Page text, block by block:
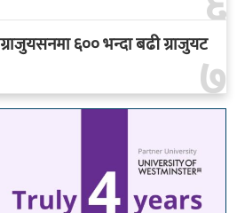
७
६०० भन्दा बढी ग्राजुयट